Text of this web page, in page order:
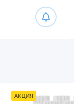
АКЦИЯ